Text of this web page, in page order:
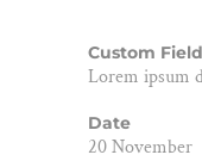
Custom Field
Lorem ipsum
Date
20 November